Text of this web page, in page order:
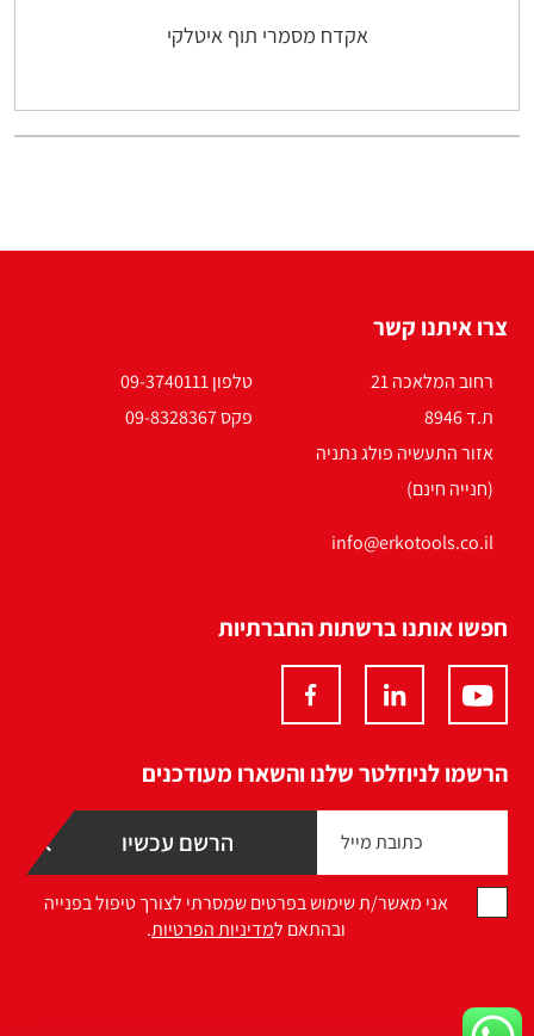
אקדח מסמרי תוף איטלקי
צרו איתנו קשר
רחוב המלאכה 21
ת.ד 8946
אזור התעשיה פולג נתניה
(חנייה חינם)
טלפון 09-3740111
פקס 09-8328367
info@erkotools.co.il
חפשו אותנו ברשתות החברתיות
הרשמו לניוזלטר שלנו והשארו מעודכנים
אני מאשר/ת שימוש בפרטים שמסרתי לצורך טיפול בפנייה
ובהתאם למדיניות הפרטיות.